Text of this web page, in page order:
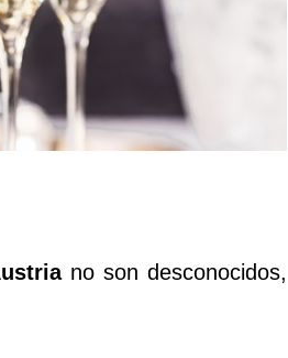
no son desconocidos,